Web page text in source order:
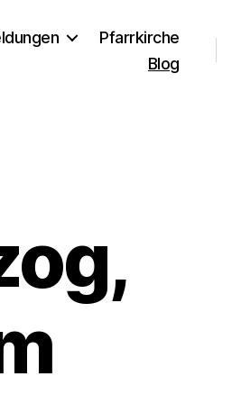
Pfarrkirche
Blog